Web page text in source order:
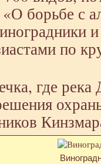
«О борьбе с
по
где